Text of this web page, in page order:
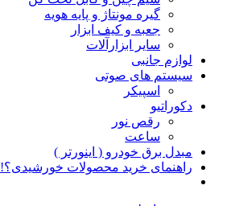
گیره مونتاژ و پایه هویه
جعبه و کیف ابزار
سایر ابزارآلات
لوازم جانبی
سیستم های صوتی
اسپیکر
دکوراتیو
رقص نور
ساعت
مبدل برق خودرو ( اینورتر )
راهنمای خرید محصولات خورشیدی؟!